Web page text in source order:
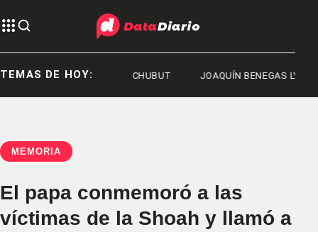
TEMAS DE HOY:
DEL CHUBUT CHUBUT JOAQUÍN BENEGAS LYNCH
MEMORIA
El papa conmemoró a las
víctimas de la Shoah y llamó a